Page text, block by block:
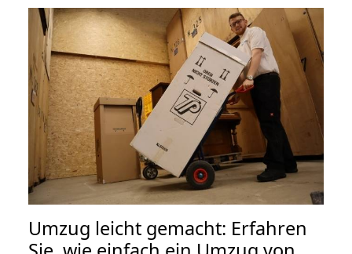
Umzug leicht gemacht: Erfahren